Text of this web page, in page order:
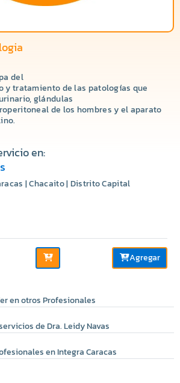
del
y tratamiento de las patologías que
glándulas
de los hombres y el aparato
en:
| Chacaito | Distrito Capital
Agregar
en otros Profesionales
de Dra. Leidy Navas
en Integra Caracas